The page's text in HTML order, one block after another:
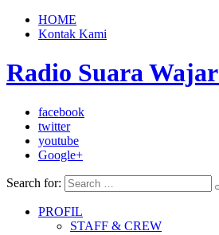
HOME
Kontak Kami
Radio Suara
facebook
twitter
youtube
Google+
Search for:
PROFIL
STAFF & CREW